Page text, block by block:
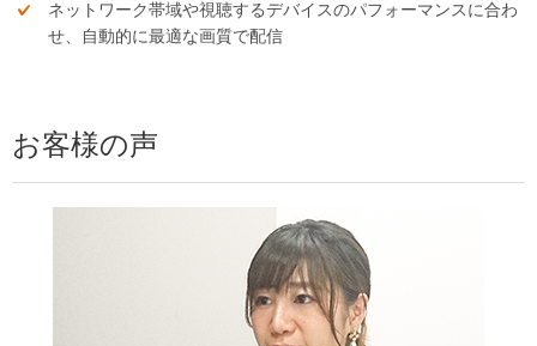
ネットワーク帯域や視聴するデバイスのパフォーマンスに合わ
せ、自動的に最適な画質で配信
お客様の声